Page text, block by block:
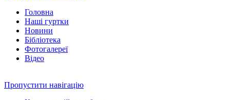
Головна
Наші гуртки
Новини
Бібліотека
Фотогалереї
Відео
Пропустити навігацію